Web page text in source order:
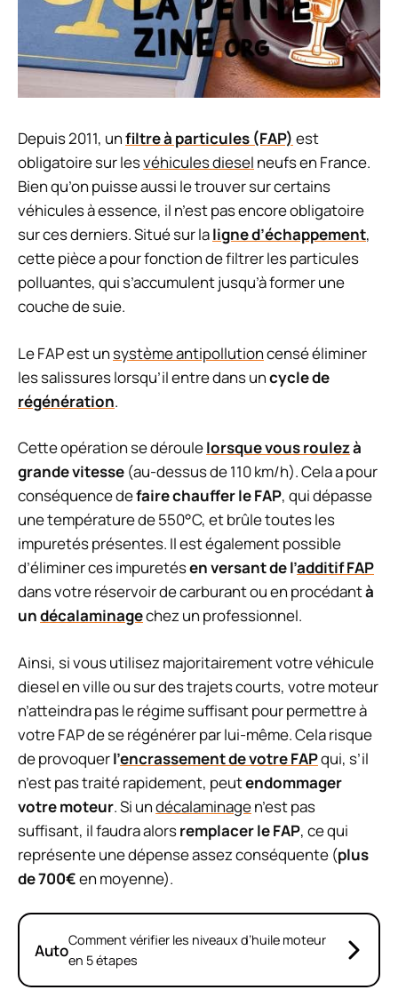
Depuis 2011, unfiltre à particules (FAP) est
obligatoire sur lesvéhicules diesel neufs en France.
Bien qu’on puisse aussi le trouver sur certains
véhicules à essence, il n’est pas encore obligatoire
sur ces derniers. Situé sur laligne d’échappement,
cette pièce a pour fonction de filtrer les particules
polluantes, qui s’accumulent jusqu’à former une
couche de suie.
Le FAP est unsystème antipollutioncensé éliminer
les salissures lorsqu’il entre dans uncycle de
régénération.
Cette opération se déroulelorsque vous roulezà
grande vitesse (au-dessus de 110 km/h). Cela a pour
conséquence defaire chauffer le FAP, qui dépasse
une température de 550°C, et brûle toutes les
impuretés présentes. Il est également possible
d’éliminer ces impuretésen versant de l’additif FAP
dans votre réservoir de carburant ou en procédantà
undécalaminagechez un professionnel.
Ainsi, si vous utilisez majoritairement votre véhicule
diesel en ville ou sur des trajets courts, votre moteur
n’atteindra pas le régime suffisant pour permettre à
votre FAP de se régénérer par lui-même. Cela risque
de provoquerl’encrassement de votre FAPqui, s’il
n’est pas traité rapidement, peutendommager
votre moteur. Si undécalaminagen’est pas
suffisant, il faudra alorsremplacer le FAP, ce qui
représente une dépense assez conséquente (plus
de 700€en moyenne).
AutoComment vérifier les niveaux d’huile moteur
en 5 étapes